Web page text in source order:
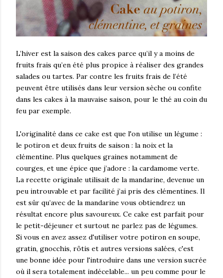
L’hiver est la saison des cakes parce qu’il y a moins de
fruits frais qu’en été plus propice à réaliser des grandes
salades ou tartes. Par contre les fruits frais de l’été
peuvent être utilisés dans leur version sèche ou confite
dans les cakes à la mauvaise saison, pour le thé au coin du
feu par exemple.
L'originalité dans ce cake est que l'on utilise un légume :
le potiron et deux fruits de saison : la noix et la
clémentine. Plus quelques graines notamment de
courges, et une épice que j’adore : la cardamome verte.
La recette originale utilisait de la mandarine, devenue un
peu introuvable et par facilité j’ai pris des clémentines. Il
est sûr qu’avec de la mandarine vous obtiendrez un
résultat encore plus savoureux. Ce cake est parfait pour
le petit-déjeuner et surtout ne parlez pas de légumes.
Si vous en avez assez d'utiliser votre potiron en soupe,
gratin, gnocchis, rôtis et autres versions salées, c'est
une bonne idée pour l'introduire dans une version sucrée
où il sera totalement indécelable... un peu comme pour le